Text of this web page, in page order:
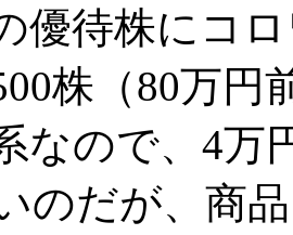
優待株にコ
株（80万円
なので、4万
のだが、商